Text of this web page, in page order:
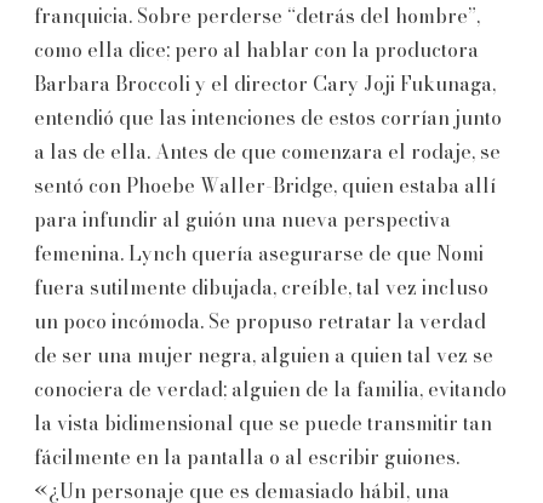
franquicia. Sobre perderse “detrás del hombre”,
como ella dice; pero al hablar con la productora
Barbara Broccoli y el director Cary Joji Fukunaga,
entendió que las intenciones de estos corrían junto
a las de ella. Antes de que comenzara el rodaje, se
sentó con Phoebe Waller-Bridge, quien estaba allí
para infundir al guión una nueva perspectiva
femenina. Lynch quería asegurarse de que Nomi
fuera sutilmente dibujada, creíble, tal vez incluso
un poco incómoda. Se propuso retratar la verdad
de ser una mujer negra, alguien a quien tal vez se
conociera de verdad; alguien de la familia, evitando
la vista bidimensional que se puede transmitir tan
fácilmente en la pantalla o al escribir guiones.
«¿Un personaje que es demasiado hábil, una